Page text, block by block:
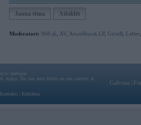
Jauna tēma Atbildēt
Moderatori: 968-jk AV AiwaShuraLLP, GirtzB Lafter
darbojas
maija. Tas nav auto klubs un nav saistīts ar
Kontakti Reklāma
Galvena